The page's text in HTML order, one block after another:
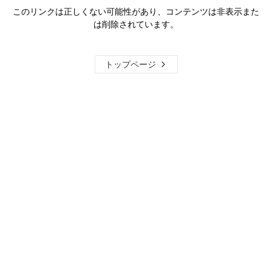
このリンクは正しくない可能性があり、コンテンツは非表示また
は削除されています。
トップページ